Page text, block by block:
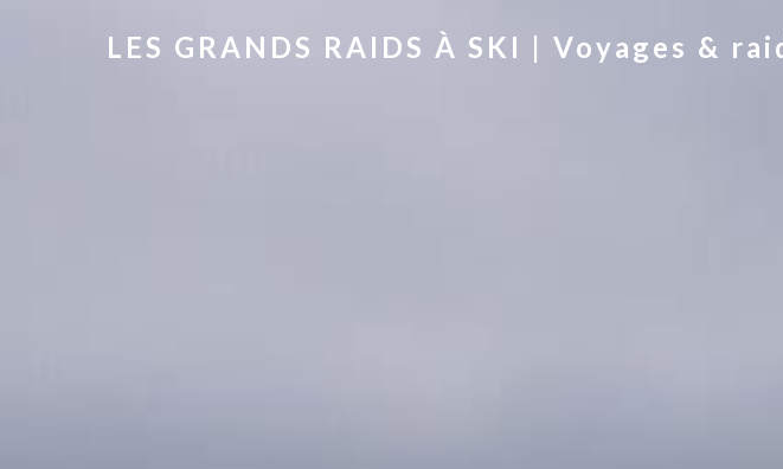
LES GRANDS RAIDS À SKI | Voyages &